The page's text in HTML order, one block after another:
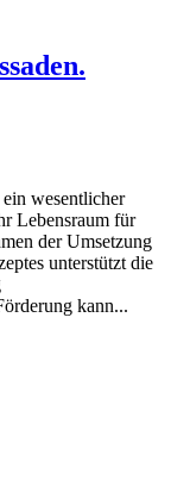
wesentlicher
Lebensraum für
der Umsetzung
unterstützt die
kann...